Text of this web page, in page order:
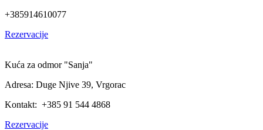
+385914610077
Rezervacije
Kuća za odmor "Sanja"
Adresa: Duge Njive 39, Vrgorac
Kontakt: +385 91 544 4868
Rezervacije